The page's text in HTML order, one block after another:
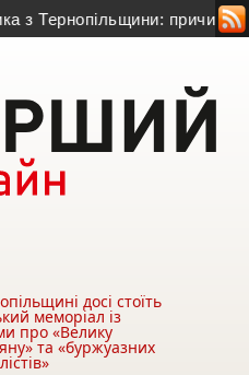
причина смерті –
досі стоїть
меморіал із
про «Велику
та «буржуазних